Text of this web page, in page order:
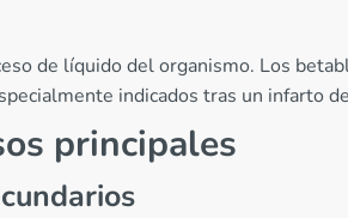
de líquido del organismo. Los
indicados tras un infarto
principales